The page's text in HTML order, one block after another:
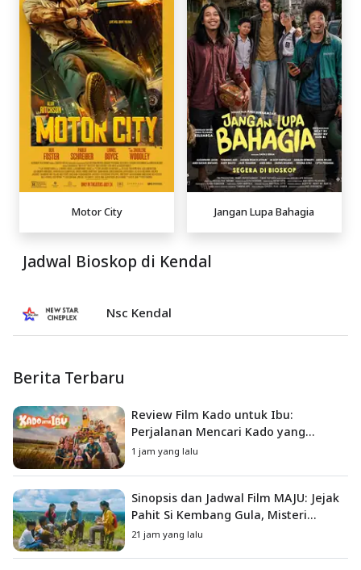
Motor City Jangan Lupa Bahagia
Jadwal Bioskop di Kendal
Nsc Kendal
Berita Terbaru
Review Film Kado untuk Ibu:
Perjalanan Mencari Kado yang
Mengajarkan Arti Keluarga
1 jam yang lalu
Sinopsis dan Jadwal Film MAJU: Jejak
Pahit Si Kembang Gula, Misteri
Hilangnya Bagas di Lokasi Jambore
21 jam yang lalu